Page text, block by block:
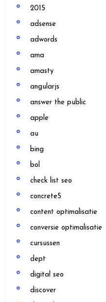
2015
adsense
adwords
ama
amasty
angularjs
answer the public
apple
au
bing
bol
check list seo
concrete5
content optimalisatie
conversie optimalisatie
cursussen
dept
digital seo
discover